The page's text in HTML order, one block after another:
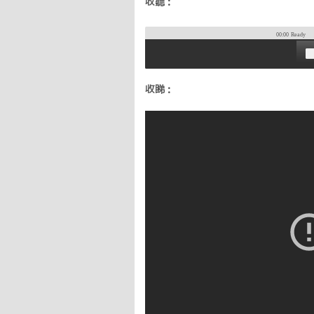
收聽：
00:00 Ready
收睇：